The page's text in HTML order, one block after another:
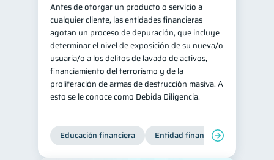
Antes de otorgar un producto o servicio a
cualquier cliente, las entidades financieras
agotan un proceso de depuración, que incluye
determinar el nivel de exposición de su nueva/o
usuaria/o a los delitos de lavado de activos,
financiamiento del terrorismo y de la
proliferación de armas de destrucción masiva. A
esto se le conoce como Debida Diligencia.
Educación financiera Entidad financiera